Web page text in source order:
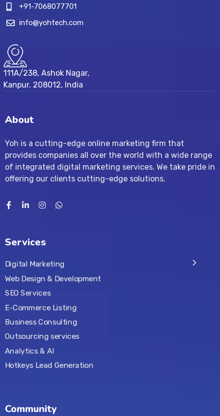
+91-7068077701
info@yohtech.com
111A/238, Ashok Nagar,
Kanpur. 208012, India
About
Yoh is a cutting-edge online marketing firm that
provides companies all over the world with a wide range
of integrated digital marketing services. We take pride in
offering our clients cutting-edge solutions.
Services
Digital Marketing
Web Design & Development
SEO Services
E-Commerce Listing
Business Consulting
Outsourcing services
Analytics & AI
Hotkeys Lead Generation
Community